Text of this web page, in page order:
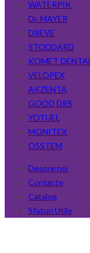
WATERPIK
Dr. MAYER
DREVE
STODDARD
KOMET DENTAL
VELOPEX
AKZENTA
GOOD DRS
YOTUEL
MONITEX
OSSTEM
Despre noi
Contacte
Catalog
Sfaturi Utile